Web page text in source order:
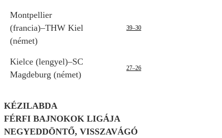
Montpellier
(francia)–THW Kiel
(német)
39–30
Kielce (lengyel)–SC
Magdeburg (német)
27–26
KÉZILABDA
FÉRFI BAJNOKOK LIGÁJA
NEGYEDDÖNTŐ, VISSZAVÁGÓ